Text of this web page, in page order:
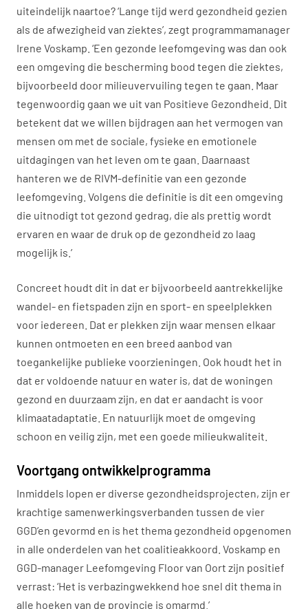
uiteindelijk naartoe? ‘Lange tijd werd gezondheid gezien
als de afwezigheid van ziektes’, zegt programmamanager
Irene Voskamp. ‘Een gezonde leefomgeving was dan ook
een omgeving die bescherming bood tegen die ziektes,
bijvoorbeeld door milieuvervuiling tegen te gaan. Maar
tegenwoordig gaan we uit van Positieve Gezondheid. Dit
betekent dat we willen bijdragen aan het vermogen van
mensen om met de sociale, fysieke en emotionele
uitdagingen van het leven om te gaan. Daarnaast
hanteren we de RIVM-definitie van een gezonde
leefomgeving. Volgens die definitie is dit een omgeving
die uitnodigt tot gezond gedrag, die als prettig wordt
ervaren en waar de druk op de gezondheid zo laag
mogelijk is.’
Concreet houdt dit in dat er bijvoorbeeld aantrekkelijke
wandel- en fietspaden zijn en sport- en speelplekken
voor iedereen. Dat er plekken zijn waar mensen elkaar
kunnen ontmoeten en een breed aanbod van
toegankelijke publieke voorzieningen. Ook houdt het in
dat er voldoende natuur en water is, dat de woningen
gezond en duurzaam zijn, en dat er aandacht is voor
klimaatadaptatie. En natuurlijk moet de omgeving
schoon en veilig zijn, met een goede milieukwaliteit.
Voortgang ontwikkelprogramma
Inmiddels lopen er diverse gezondheidsprojecten, zijn er
krachtige samenwerkingsverbanden tussen de vier
GGD’en gevormd en is het thema gezondheid opgenomen
in alle onderdelen van het coalitieakkoord. Voskamp en
GGD-manager Leefomgeving Floor van Oort zijn positief
verrast: ‘Het is verbazingwekkend hoe snel dit thema in
alle hoeken van de provincie is omarmd.’